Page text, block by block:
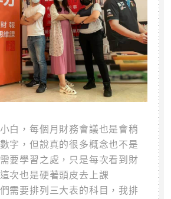
白，每個月財務會議也是會稍
字，但說真的很多概念也不是
要學習之處，只是每次看到財
次也是硬著頭皮去上課
需要排列三大表的科目，我排